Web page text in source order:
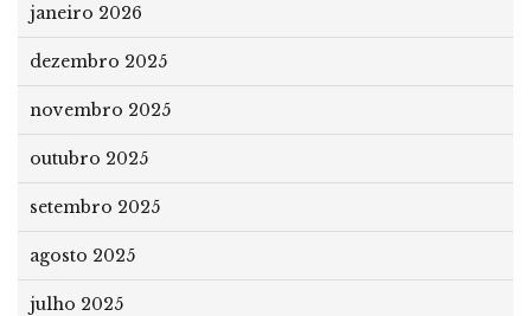
janeiro 2026
dezembro 2025
novembro 2025
outubro 2025
setembro 2025
agosto 2025
julho 2025